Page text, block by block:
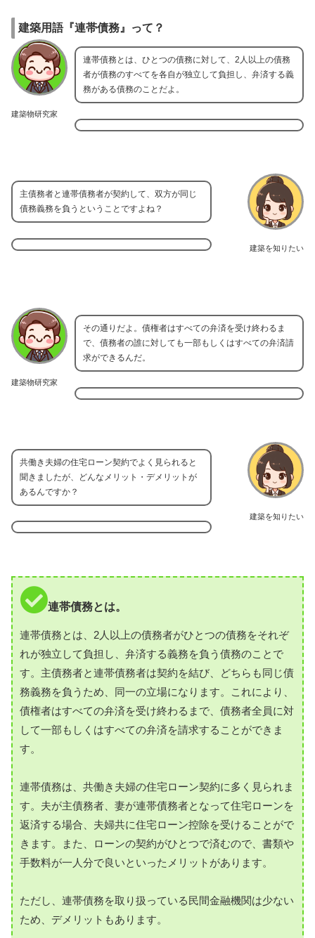
建築用語『連帯債務』って？
建築物研究家
連帯債務とは、ひとつの債務に対して、2人以上の債務
者が債務のすべてを各自が独立して負担し、弁済する義
務がある債務のことだよ。
建築を知りたい
主債務者と連帯債務者が契約して、双方が同じ
債務義務を負うということですよね？
建築物研究家
その通りだよ。債権者はすべての弁済を受け終わるま
で、債務者の誰に対しても一部もしくはすべての弁済請
求ができるんだ。
建築を知りたい
共働き夫婦の住宅ローン契約でよく見られると
聞きましたが、どんなメリット・デメリットが
あるんですか？
連帯債務とは。
連帯債務とは、2人以上の債務者がひとつの債務をそれぞ
れが独立して負担し、弁済する義務を負う債務のことで
す。主債務者と連帯債務者は契約を結び、どちらも同じ債
務義務を負うため、同一の立場になります。これにより、
債権者はすべての弁済を受け終わるまで、債務者全員に対
して一部もしくはすべての弁済を請求することができま
す。
連帯債務は、共働き夫婦の住宅ローン契約に多く見られま
す。夫が主債務者、妻が連帯債務者となって住宅ローンを
返済する場合、夫婦共に住宅ローン控除を受けることがで
きます。また、ローンの契約がひとつで済むので、書類や
手数料が一人分で良いといったメリットがあります。
ただし、連帯債務を取り扱っている民間金融機関は少ない
ため、デメリットもあります。